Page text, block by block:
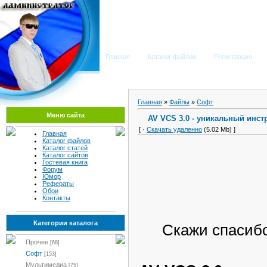
Главная Каталог файлов Регистрация
Меню сайта
Главная
Каталог файлов
Каталог статей
Каталог сайтов
Гостевая книга
Форум
Юмор
Рефераты
Обои
Контакты
Категории каталога
Прочее [68]
Софт [153]
Мультимедиа [75]
Главная » Файлы » Софт
AV VCS 3.0 - уникальный
[ · Скачать удаленно (5.02 Mb) ]
Скажи